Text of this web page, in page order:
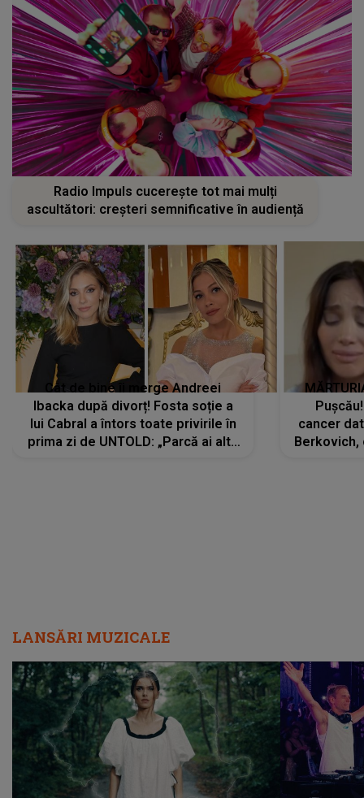
Radio Impuls cucerește tot mai mulți
ascultători: creșteri semnificative în audiență
Cât de bine îi merge Andreei
Ibacka după divorț! Fosta soție a
lui Cabral a întors toate privirile în
prima zi de UNTOLD: „Parcă ai altă
cancer
Berkovich,
LANSĂRI MUZICALE